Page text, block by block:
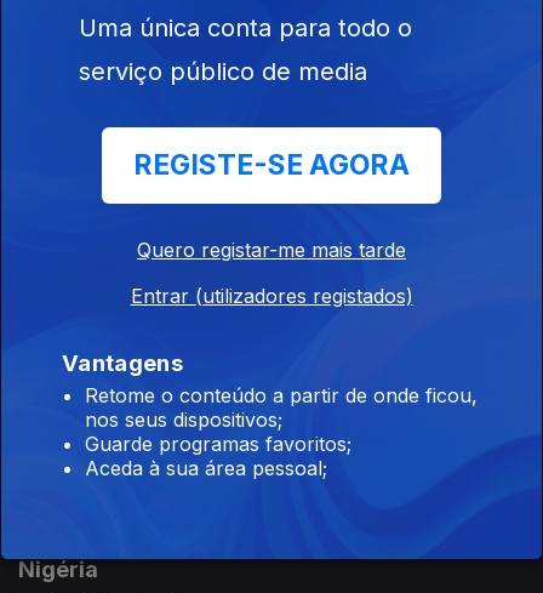
Reino Unido
15 jun. 2026
Dai dai – Shakira e Burna Boy
12 jun. 2026
Estados Unidos
Ep. 84
11 jun. 2026
Rock With You – Michael Jackson
Nigéria
Uma única conta para todo o
serviço público de media
REGISTE-SE AGORA
Quero registar-me mais tarde
Entrar (utilizadores registados)
Vantagens
Retome o conteúdo a partir de onde ficou,
nos seus dispositivos;
Guarde programas favoritos;
Aceda à sua área pessoal;